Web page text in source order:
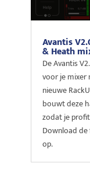
Avantis
& Heath
De Avantis
voor je mixer
nieuwe
bouwt deze
zodat je
Download
op.